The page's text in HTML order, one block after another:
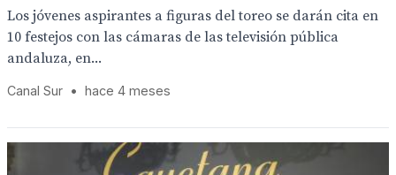
Los jóvenes aspirantes a figuras del toreo se darán cita en
10 festejos con las cámaras de las televisión pública
andaluza, en...
Canal Sur • hace 4 meses